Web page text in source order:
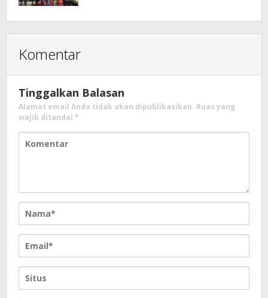
Komentar
Tinggalkan Balasan
Alamat email Anda tidak akan dipublikasikan. Ruas yang
wajib ditandai *